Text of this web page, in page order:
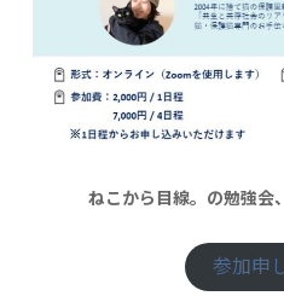
ねこから目線。の勉強会
参加申